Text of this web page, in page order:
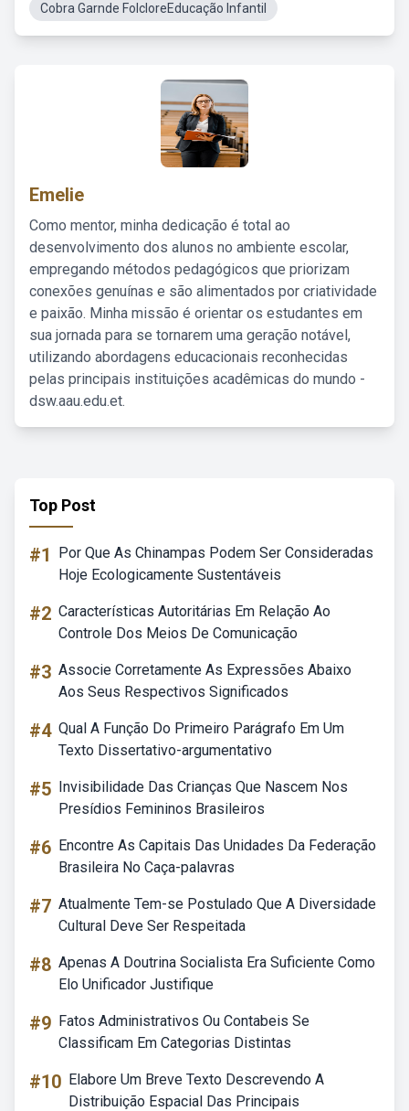
Cobra Garnde FolcloreEducação Infantil
Emelie
Como mentor, minha dedicação é total ao
desenvolvimento dos alunos no ambiente escolar,
empregando métodos pedagógicos que priorizam
conexões genuínas e são alimentados por criatividade
e paixão. Minha missão é orientar os estudantes em
sua jornada para se tornarem uma geração notável,
utilizando abordagens educacionais reconhecidas
pelas principais instituições acadêmicas do mundo -
dsw.aau.edu.et.
Top Post
#1
Por Que As Chinampas Podem Ser Consideradas
Hoje Ecologicamente Sustentáveis
#2 Características Autoritárias Em Relação Ao
Controle Dos Meios De Comunicação
#3 Associe Corretamente As Expressões Abaixo
Aos Seus Respectivos Significados
#4 Qual A Função Do Primeiro Parágrafo Em Um
Texto Dissertativo-argumentativo
#5 Invisibilidade Das Crianças Que Nascem Nos
Presídios Femininos Brasileiros
#6 Encontre As Capitais Das Unidades Da Federação
Brasileira No Caça-palavras
#7 Atualmente Tem-se Postulado Que A Diversidade
Cultural Deve Ser Respeitada
#8 Apenas A Doutrina Socialista Era Suficiente Como
Elo Unificador Justifique
#9 Fatos Administrativos Ou Contabeis Se
Classificam Em Categorias Distintas
#10 Elabore Um Breve Texto Descrevendo A
Distribuição Espacial Das Principais